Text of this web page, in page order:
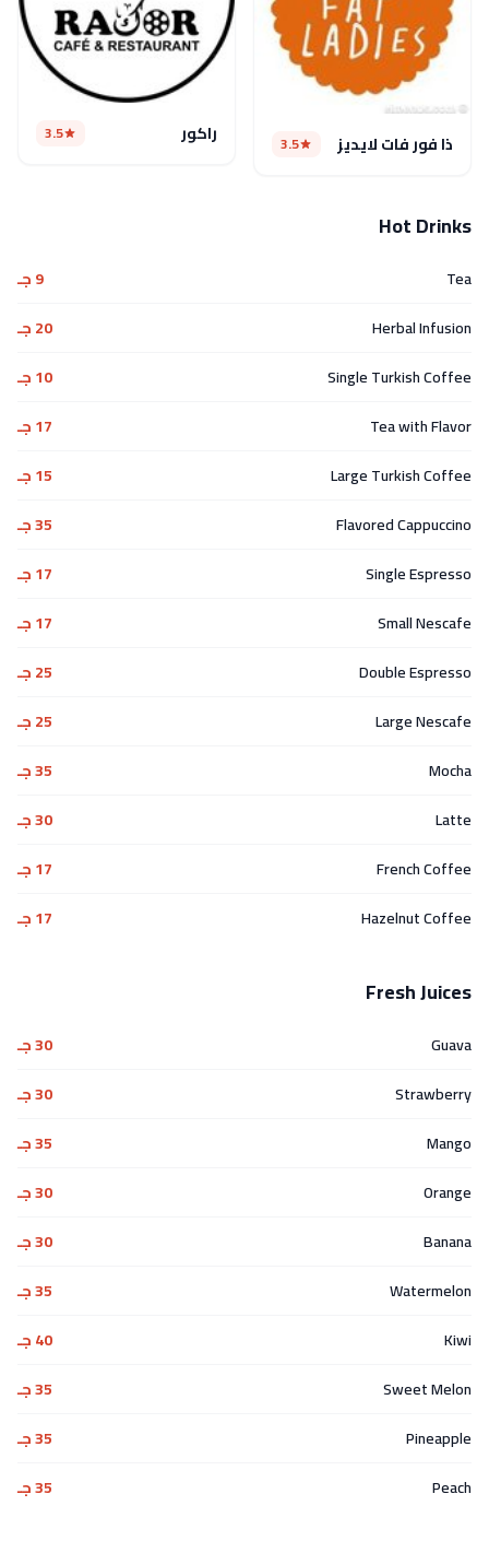
ذا فور فات لايديز 3.5 راكور 3.5
Hot Drinks
Tea
9 جـ
Herbal Infusion
20 جـ
Single Turkish Coffee
10 جـ
Tea with Flavor
17 جـ
Large Turkish Coffee
15 جـ
Flavored Cappuccino
35 جـ
Single Espresso
17 جـ
Small Nescafe
17 جـ
Double Espresso
25 جـ
Large Nescafe
25 جـ
Mocha
35 جـ
Latte
30 جـ
French Coffee
17 جـ
Hazelnut Coffee
17 جـ
Fresh Juices
Guava
30 جـ
Strawberry
30 جـ
Mango
35 جـ
Orange
30 جـ
Banana
30 جـ
Watermelon
35 جـ
Kiwi
40 جـ
Sweet Melon
35 جـ
Pineapple
35 جـ
Peach
35 جـ